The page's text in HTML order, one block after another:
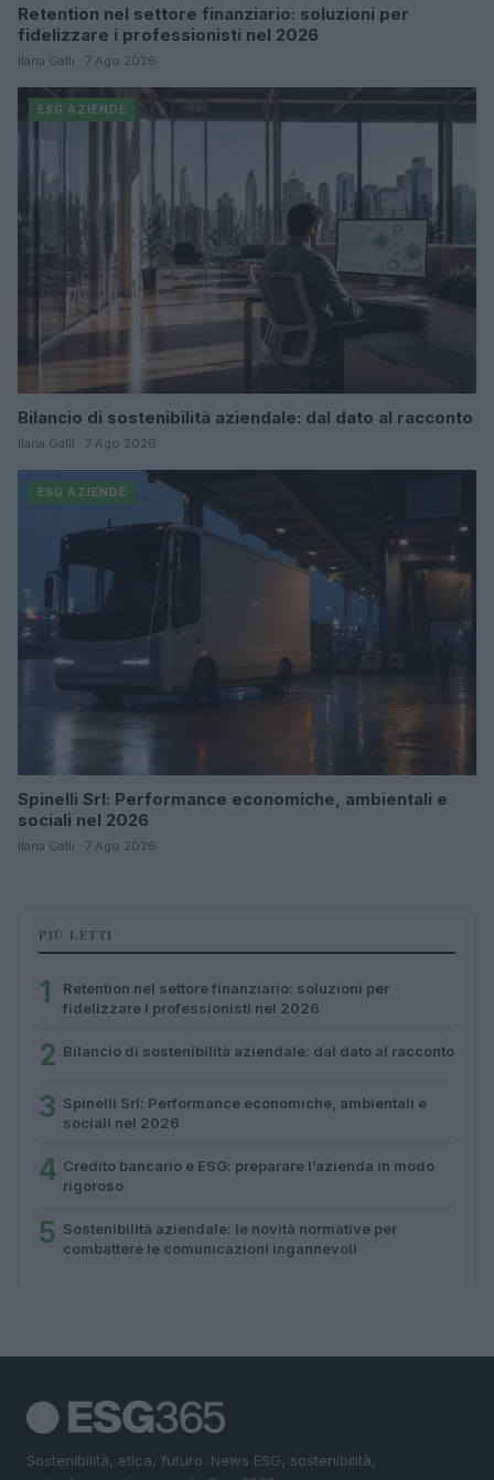
Retention nel settore finanziario: soluzioni per
fidelizzare i professionisti nel 2026
Ilaria Galli · 7 Ago 2026
ESG AZIENDE
Bilancio di sostenibilità aziendale: dal dato al racconto
Ilaria Galli · 7 Ago 2026
ESG AZIENDE
Spinelli Srl: Performance economiche, ambientali e
sociali nel 2026
Ilaria Galli · 7 Ago 2026
PIÙ LETTI
1
Retention nel settore finanziario: soluzioni per
fidelizzare i professionisti nel 2026
2 Bilancio di sostenibilità aziendale: dal dato al racconto
3 Spinelli Srl: Performance economiche, ambientali e
sociali nel 2026
4 Credito bancario e ESG: preparare l’azienda in modo
rigoroso
5 Sostenibilità aziendale: le novità normative per
combattere le comunicazioni ingannevoli
Sostenibilità, etica, futuro. News ESG, sostenibilità,